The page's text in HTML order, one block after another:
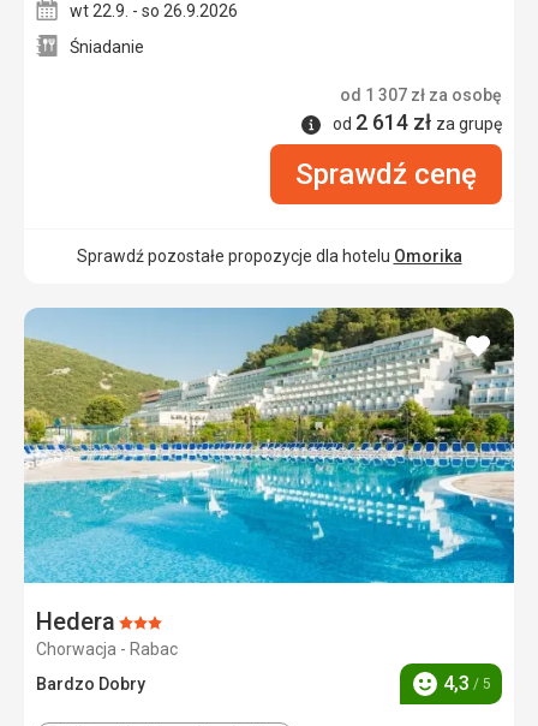
wt 22.9. - so 26.9.2026
Śniadanie
od 1 307 zł za osobę
Informacje
od 2 614 zł za grupę
Sprawdź cenę
Sprawdź pozostałe propozycje dla hotelu Omorika
Hedera Ocena:
3/5
Chorwacja - Rabac
Bardzo Dobry
Ocena
4,3 / 5
dodaj
do